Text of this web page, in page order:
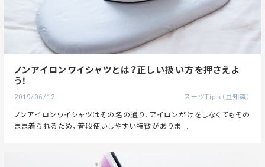
ノンアイロンワイシャツとは？正しい扱い方を押さえよ
う！
2019/06/12 スーツTips（豆知識）
ノンアイロンワイシャツはその名の通り、アイロンがけをしなくてもその
まま着られるため、普段使いしやすい特徴がありま...